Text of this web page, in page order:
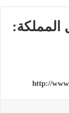
http://